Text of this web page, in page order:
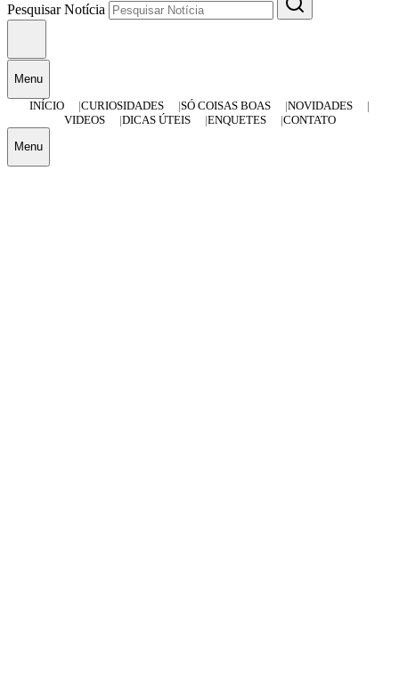
Pesquisar Notícia
Menu
INÍCIO
CURIOSIDADES SÓ COISAS BOAS
NOVIDADES
VIDEOS
DICAS ÚTEIS ENQUETES CONTATO
Menu